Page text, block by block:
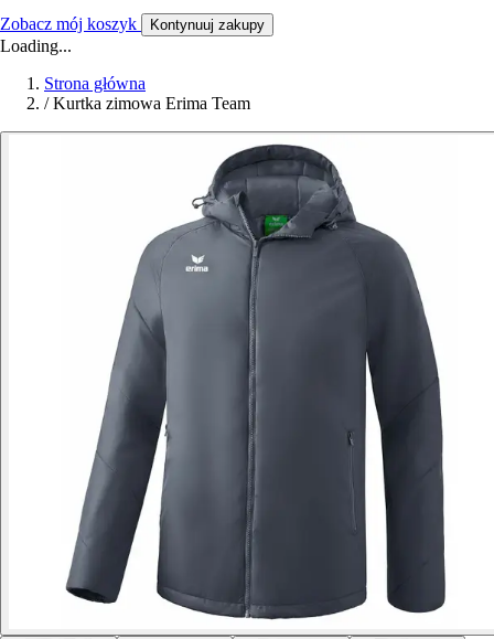
Zobacz mój koszyk Kontynuuj zakupy
Loading...
Strona główna
/ Kurtka zimowa Erima Team